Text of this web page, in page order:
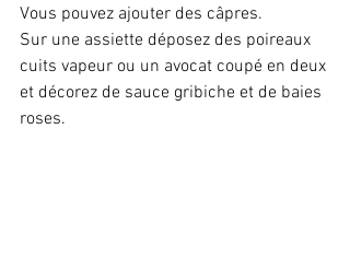
Vous pouvez ajouter des câpres.
Sur une assiette déposez des poireaux
cuits vapeur ou un avocat coupé en deux
et décorez de sauce gribiche et de baies
roses.